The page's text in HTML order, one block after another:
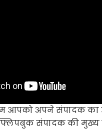
आपको अपने संपादक
संपादक की मुख्य